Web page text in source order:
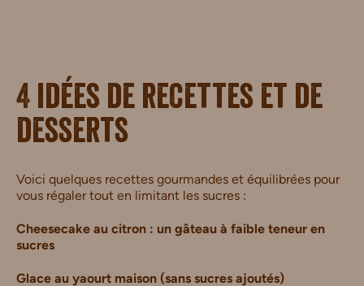
4 idées de recettes et de
desserts
Voici quelques recettes gourmandes et équilibrées pour
vous régaler tout en limitant les sucres :
Cheesecake au citron : un gâteau à faible teneur en
sucres
Glace au yaourt maison (sans sucres ajoutés)